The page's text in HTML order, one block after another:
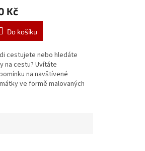
Kč
Do košíku
cestujete nebo hledáte
na cestu? Uvítáte
na navštívené
ve formě malovaných